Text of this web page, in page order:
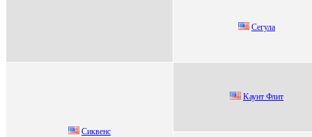
Сегулa
Сиквeнc
Kаунт Флит